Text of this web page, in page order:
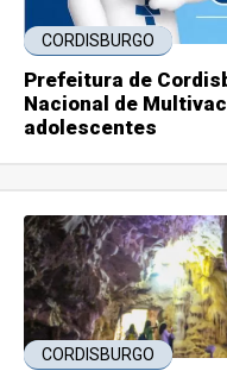
CORDISBURGO
Prefeitura de
Nacional de
adolescentes
CORDISBURGO